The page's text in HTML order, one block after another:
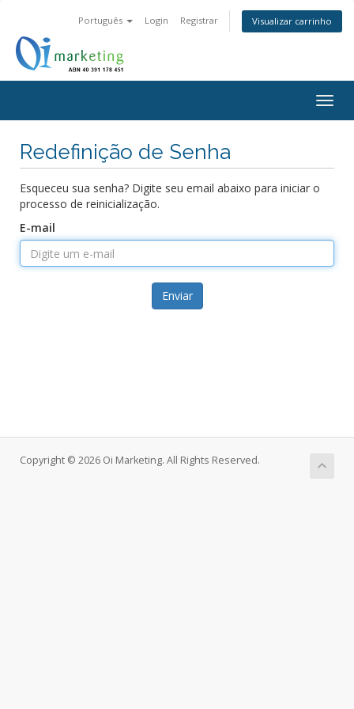
Português Login Registrar Visualizar carrinho
Redefinição de Senha
Esqueceu sua senha? Digite seu email abaixo para iniciar o
processo de reinicialização.
E-mail
Enviar
Copyright © 2026 Oi Marketing. All Rights Reserved.